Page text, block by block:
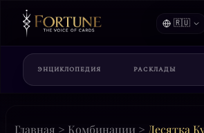
🇷🇺
ЭНЦИКЛОПЕДИЯ РАСКЛАДЫ
Главная > Комбинации > Десятка